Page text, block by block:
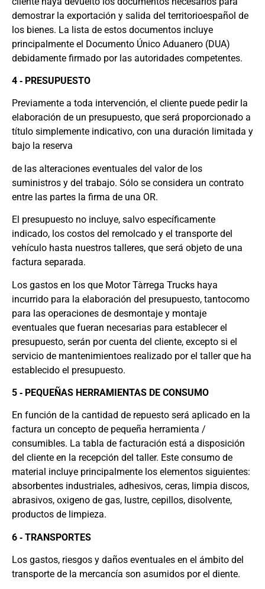
demostrar la exportación y salida del territorioespañol de
los bienes. La lista de estos documentos incluye
principalmente el Documento Único Aduanero (DUA)
debidamente firmado por las autoridades competentes.
4 ‐ PRESUPUESTO
Previamente a toda intervención, el cliente puede pedir la
elaboración de un presupuesto, que será proporcionado a
título simplemente indicativo, con una duración limitada y
bajo la reserva
de las alteraciones eventuales del valor de los
suministros y del trabajo. Sólo se considera un contrato
entre las partes la firma de una OR.
El presupuesto no incluye, salvo específicamente
indicado, los costos del remolcado y el transporte del
vehículo hasta nuestros talleres, que será objeto de una
factura separada.
Los gastos en los que Motor Tàrrega Trucks haya
incurrido para la elaboración del presupuesto, tantocomo
para las operaciones de desmontaje y montaje
eventuales que fueran necesarias para establecer el
presupuesto, serán por cuenta del cliente, excepto si el
servicio de mantenimientoes realizado por el taller que ha
establecido el presupuesto.
5 ‐ PEQUEÑAS HERRAMIENTAS DE CONSUMO
En función de la cantidad de repuesto será aplicado en la
factura un concepto de pequeña herramienta /
consumibles. La tabla de facturación está a disposición
del cliente en la recepción del taller. Este consumo de
material incluye principalmente los elementos siguientes:
absorbentes industriales, adhesivos, ceras, limpia discos,
abrasivos, oxigeno de gas, lustre, cepillos, disolvente,
productos de limpieza.
6 ‐ TRANSPORTES
Los gastos, riesgos y daños eventuales en el ámbito del
transporte de la mercancía son asumidos por el diente.